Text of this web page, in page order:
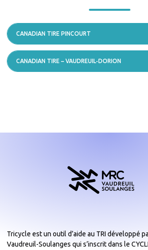
CANADIAN TIRE PINCOURT
CANADIAN TIRE – VAUDREUIL-DORION
Tricycle est un outil d’aide au TRI développé
Vaudreuil-Soulanges qui s’inscrit dans le